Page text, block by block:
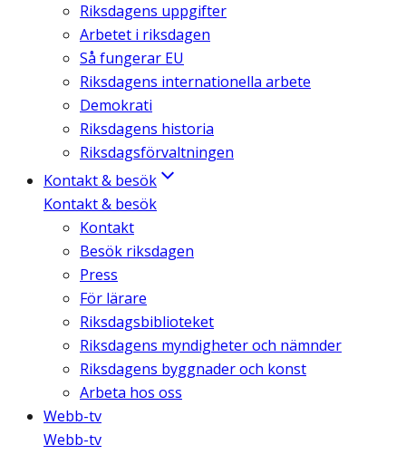
Riksdagens uppgifter
Arbetet i riksdagen
Så fungerar EU
Riksdagens internationella arbete
Demokrati
Riksdagens historia
Riksdagsförvaltningen
Kontakt & besök
Kontakt & besök
Kontakt
Besök riksdagen
Press
För lärare
Riksdagsbiblioteket
Riksdagens myndigheter och nämnder
Riksdagens byggnader och konst
Arbeta hos oss
Webb-tv
Webb-tv